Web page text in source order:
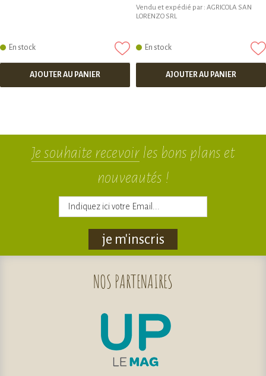
En stock
AJOUTER AU PANIER
Vendu et expédié par : AGRICOLA SAN
LORENZO SRL
En stock
AJOUTER AU PANIER
Je souhaite recevoirles bons plans et
nouveautés !
je m'inscris
NOS PARTENAIRES